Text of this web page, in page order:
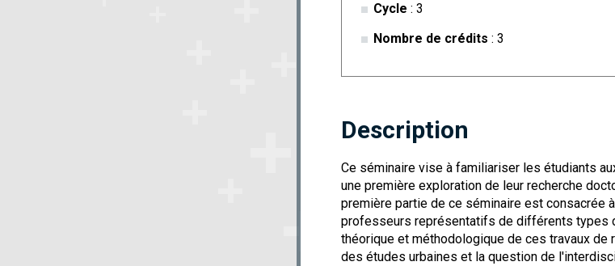
Cycle : 3
Nombre de crédits : 3
Description
Ce séminaire vise à familiariser les étudiants
une première exploration de leur recherche
première partie de ce séminaire est consacrée
professeurs représentatifs de différents types
théorique et méthodologique de ces travaux
des études urbaines et la question de